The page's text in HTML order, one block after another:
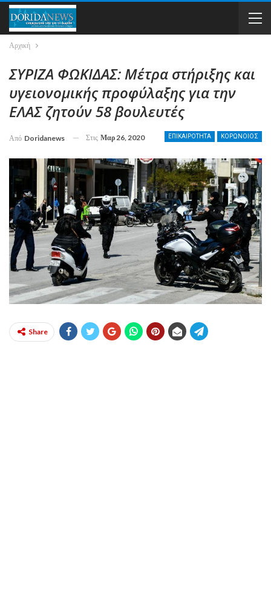
Αρχική
ΣΥΡΙΖΑ ΦΩΚΙΔΑΣ: Μέτρα στήριξης και
υγειονομικής προφύλαξης για την
ΕΛΑΣ ζητούν 58 βουλευτές
ΕΠΙΚΑΙΡΟΤΗΤΑ ΚΟΡΩΝΟIΟΣ
Από Doridanews Στις Μαρ 26, 2020
Share